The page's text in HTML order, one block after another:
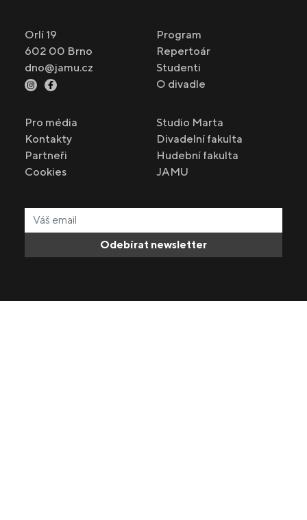
Orlí 19
602 00 Brno
dno@jamu.cz
Program
Repertoár
Studenti
O divadle
Pro média
Kontakty
Partneři
Cookies
Studio Marta
Divadelní fakulta
Hudební fakulta
JAMU